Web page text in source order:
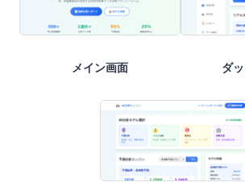
メイン画面 ダ